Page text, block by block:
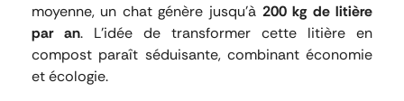
moyenne, un chat génère jusqu’à 200 kg de litière
par an. L’idée de transformer cette litière en
compost paraît séduisante, combinant économie
et écologie.